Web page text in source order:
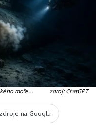
moře
zdroj: ChatGPT
na Googlu